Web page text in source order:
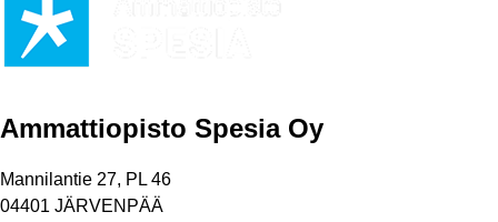
Ammattiopisto Spesia Oy
Mannilantie 27, PL 46
04401 JÄRVENPÄÄ